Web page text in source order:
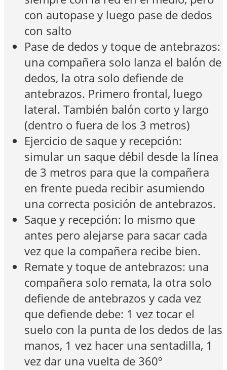
con autopase y luego pase de dedos
con salto
Pase de dedos y toque de antebrazos:
una compañera solo lanza el balón de
dedos, la otra solo defiende de
antebrazos. Primero frontal, luego
lateral. También balón corto y largo
(dentro o fuera de los 3 metros)
Ejercicio de saque y recepción:
simular un saque débil desde la línea
de 3 metros para que la compañera
en frente pueda recibir asumiendo
una correcta posición de antebrazos.
Saque y recepción: lo mismo que
antes pero alejarse para sacar cada
vez que la compañera recibe bien.
Remate y toque de antebrazos: una
compañera solo remata, la otra solo
defiende de antebrazos y cada vez
que defiende debe: 1 vez tocar el
suelo con la punta de los dedos de las
manos, 1 vez hacer una sentadilla, 1
vez dar una vuelta de 360º